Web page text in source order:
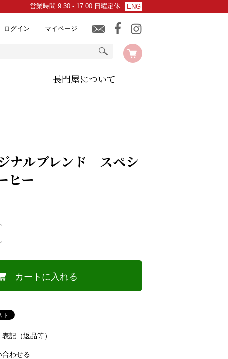
営業時間 9:30 - 17:00 日曜定休 ENG
長門屋について
ログイン マイページ
ナルブレンド スペシ
ヒー
カートに入れる
記（返品等）
合わせる